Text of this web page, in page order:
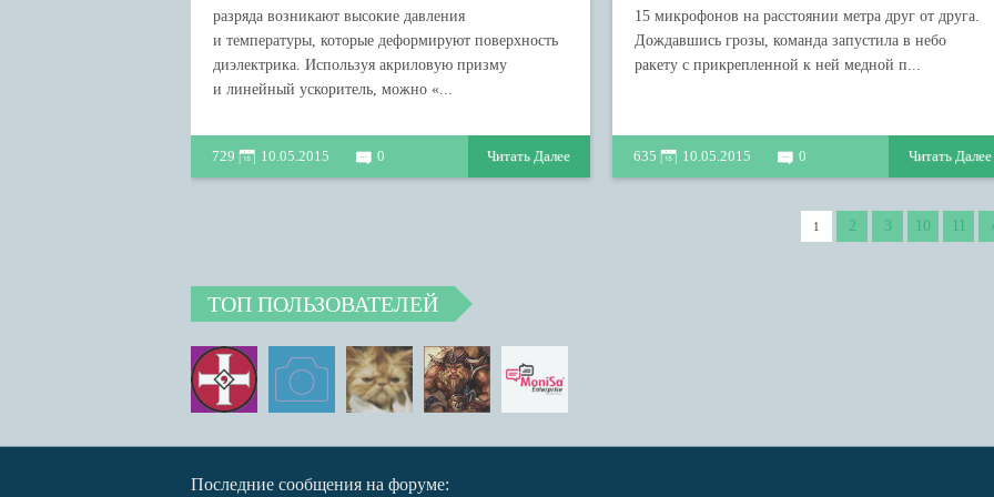
разряда возникают высокие давления
и температуры, которые деформируют поверхность
диэлектрика. Используя акриловую призму
и линейный ускоритель, можно «...
729 10.05.2015 0 Читать Далее
15 микрофонов на расстоянии метра друг от друга.
Дождавшись грозы, команда запустила в небо
ракету с прикрепленной к ней медной п...
635 10.05.2015 0 Читать Далее
1 2 3 10 11
ТОП ПОЛЬЗОВАТЕЛЕЙ
Последние сообщения на форуме: